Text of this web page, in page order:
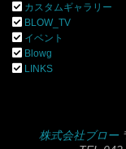
カスタムギャラリー
BLOW_TV
イベント
Blowg
LINKS
株式会社ブロー